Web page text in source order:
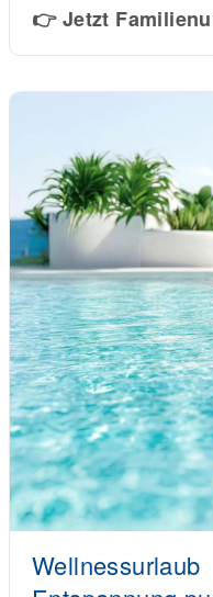
👉 Jetzt
Wellnessurlaub